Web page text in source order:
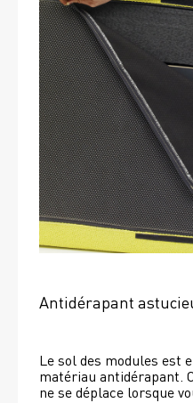
Antidérapant
Le sol des modules est
matériau antidérapant.
ne se déplace lorsque